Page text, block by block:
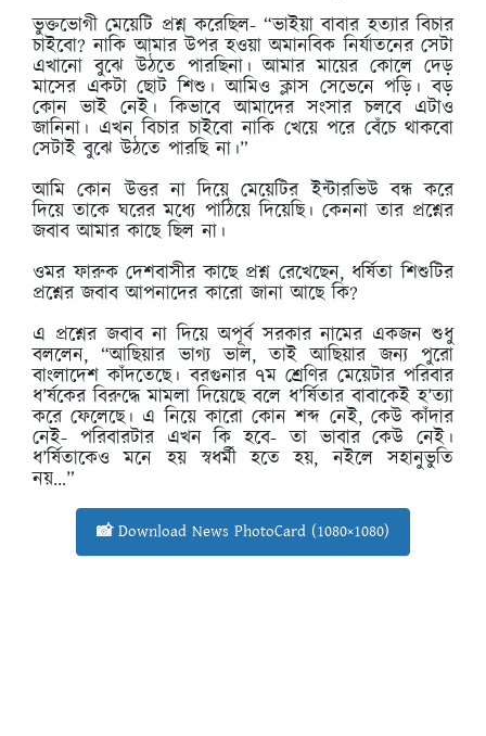
ভুক্তভোগী মেয়েটি প্রশ্ন করেছিল- “ভাইয়া বাবার হত্যার বিচার
চাইবো? নাকি আমার উপর হওয়া অমানবিক নির্যাতনের সেটা
এখানো বুঝে উঠতে পারছিনা। আমার মায়ের কোলে দেড়
মাসের একটা ছোট শিশু। আমিও ক্লাস সেভেনে পড়ি। বড়
কোন ভাই নেই। কিভাবে আমাদের সংসার চলবে এটাও
জানিনা। এখন বিচার চাইবো নাকি খেয়ে পরে বেঁচে থাকবো
সেটাই বুঝে উঠতে পারছি না।”
আমি কোন উত্তর না দিয়ে মেয়েটির ইন্টারভিউ বন্ধ করে
দিয়ে তাকে ঘরের মধ্যে পাঠিয়ে দিয়েছি। কেননা তার প্রশ্নের
জবাব আমার কাছে ছিল না।
ওমর ফারুক দেশবাসীর কাছে প্রশ্ন রেখেছেন, ধর্ষিতা শিশুটির
প্রশ্নের জবাব আপনাদের কারো জানা আছে কি?
এ প্রশ্নের জবাব না দিয়ে অপূর্ব সরকার নামের একজন শুধু
বললেন, “আছিয়ার ভাগ্য ভাল, তাই আছিয়ার জন্য পুরো
বাংলাদেশ কাঁদতেছে। বরগুনার ৭ম শ্রেণির মেয়েটার পরিবার
ধ’র্ষকের বিরুদ্ধে মামলা দিয়েছে বলে ধ’র্ষিতার বাবাকেই হ’ত্যা
করে ফেলেছে। এ নিয়ে কারো কোন শব্দ নেই, কেউ কাঁদার
নেই- পরিবারটার এখন কি হবে- তা ভাবার কেউ নেই।
ধ’র্ষিতাকেও মনে হয় স্বধর্মী হতে হয়, নইলে সহানুভুতি
নয়…”
📸 Download News PhotoCard (1080×1080)